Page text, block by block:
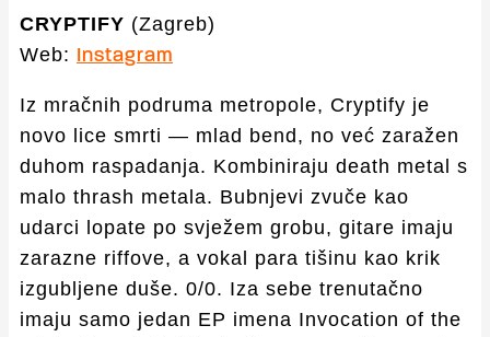
CRYPTIFY (Zagreb)
Web: Instagram
Iz mračnih podruma metropole, Cryptify je
novo lice smrti — mlad bend, no već zaražen
duhom raspadanja. Kombiniraju death metal s
malo thrash metala. Bubnjevi zvuče kao
udarci lopate po svježem grobu, gitare imaju
zarazne riffove, a vokal para tišinu kao krik
izgubljene duše. 0/0. Iza sebe trenutačno
imaju samo jedan EP imena Invocation of the